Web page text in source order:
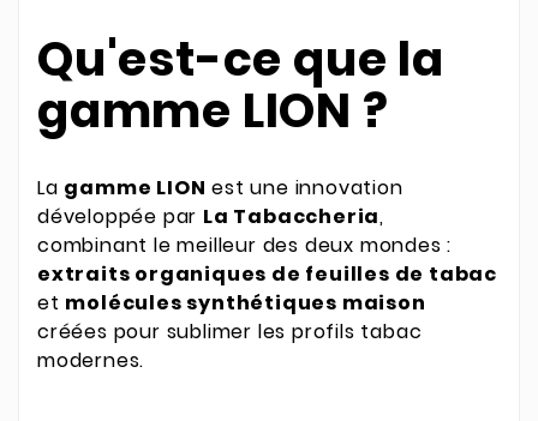
Qu'est-ce que la
gamme LION ?
La gamme LION est une innovation
développée par La Tabaccheria,
combinant le meilleur des deux mondes :
extraits organiques de feuilles de tabac
et molécules synthétiques maison
créées pour sublimer les profils tabac
modernes.